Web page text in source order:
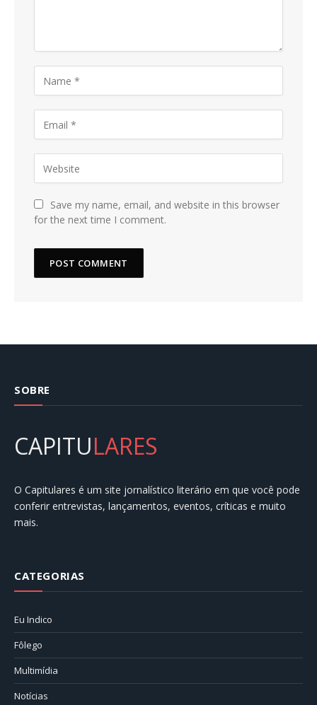
Save my name, email, and website in this browser
for the next time I comment.
SOBRE
CAPITULARES
O Capitulares é um site jornalístico literário em que você pode
conferir entrevistas, lançamentos, eventos, críticas e muito
mais.
CATEGORIAS
Eu Indico
Fôlego
Multimídia
Notícias